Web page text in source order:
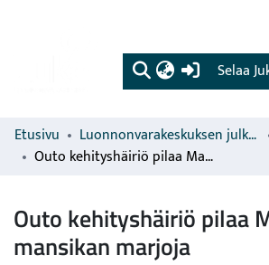
(current)
Selaa
Etusivu Luonnonvarakeskuksen julkaisut
Outo kehityshäiriö pilaa Malwina-mansikan marjoja
Outo kehityshäiriö pilaa
mansikan marjoja